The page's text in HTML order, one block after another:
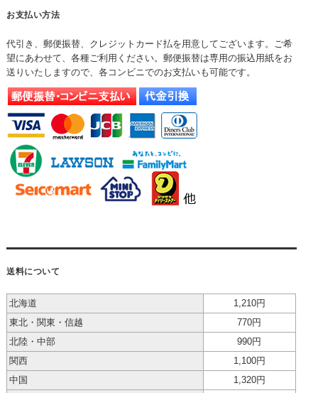
お支払い方法
代引き、郵便振替、クレジットカード払を用意してございます。ご希
望にあわせて、各種ご利用ください。郵便振替は専用の振込用紙をお
送りいたしますので、各コンビニでのお支払いも可能です。
送料について
北海道
1,210円
東北・関東・信越
770円
北陸・中部
990円
関西
1,100円
中国
1,320円